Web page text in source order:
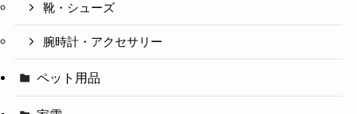
靴・シューズ
腕時計・アクセサリー
ペット用品